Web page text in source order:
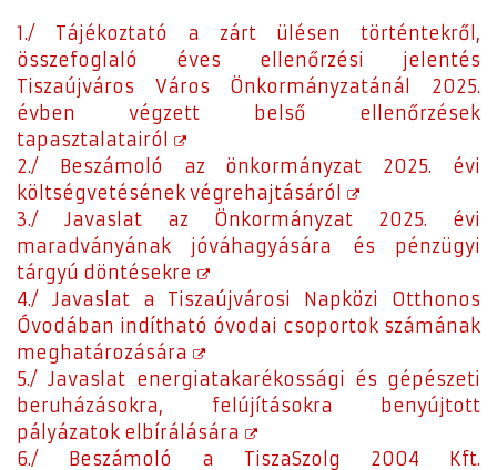
1./ Tájékoztató a zárt ülésen történtekről,
összefoglaló éves ellenőrzési jelentés
Tiszaújváros Város Önkormányzatánál 2025.
évben végzett belső ellenőrzések
tapasztalatairól
2./ Beszámoló az önkormányzat 2025. évi
költségvetésének végrehajtásáról
3./ Javaslat az Önkormányzat 2025. évi
maradványának jóváhagyására és pénzügyi
tárgyú döntésekre
4./ Javaslat a Tiszaújvárosi Napközi Otthonos
Óvodában indítható óvodai csoportok számának
meghatározására
5./ Javaslat energiatakarékossági és gépészeti
beruházásokra, felújításokra benyújtott
pályázatok elbírálására
6./ Beszámoló a TiszaSzolg 2004 Kft.